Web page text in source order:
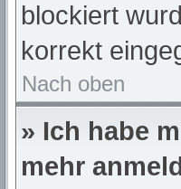
blockiert
korrekt
Nach oben
» Ich habe
mehr